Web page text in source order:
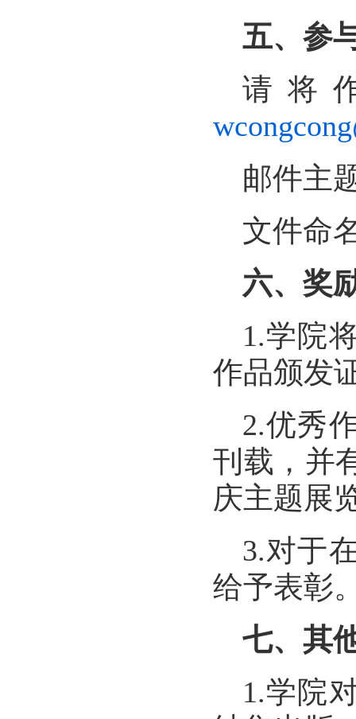
五、参
请将
邮件主
文件命
六、奖
1.学院
作品颁发
2.优秀
刊载，并
庆主题展
3.对于
给予表彰
七、其
1.学院